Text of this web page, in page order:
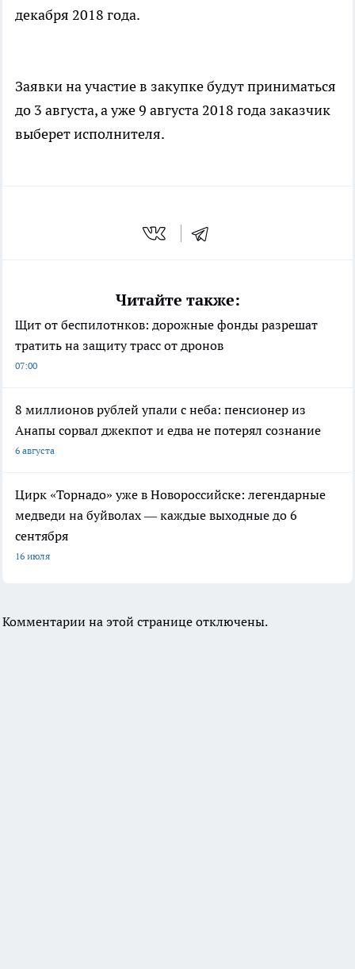
декабря 2018 года.
Заявки на участие в закупке будут приниматься
до 3 августа, а уже 9 августа 2018 года заказчик
выберет исполнителя.
Читайте также:
Щит от беспилотнков: дорожные фонды разрешат
тратить на защиту трасс от дронов
07:00
8 миллионов рублей упали с неба: пенсионер из
Анапы сорвал джекпот и едва не потерял сознание
6 августа
Цирк «Торнадо» уже в Новороссийске: легендарные
медведи на буйволах — каждые выходные до 6
сентября
16 июля
Комментарии на этой странице отключены.